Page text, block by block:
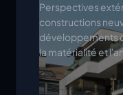
Perspectives
constructions
développements
la matérialité et